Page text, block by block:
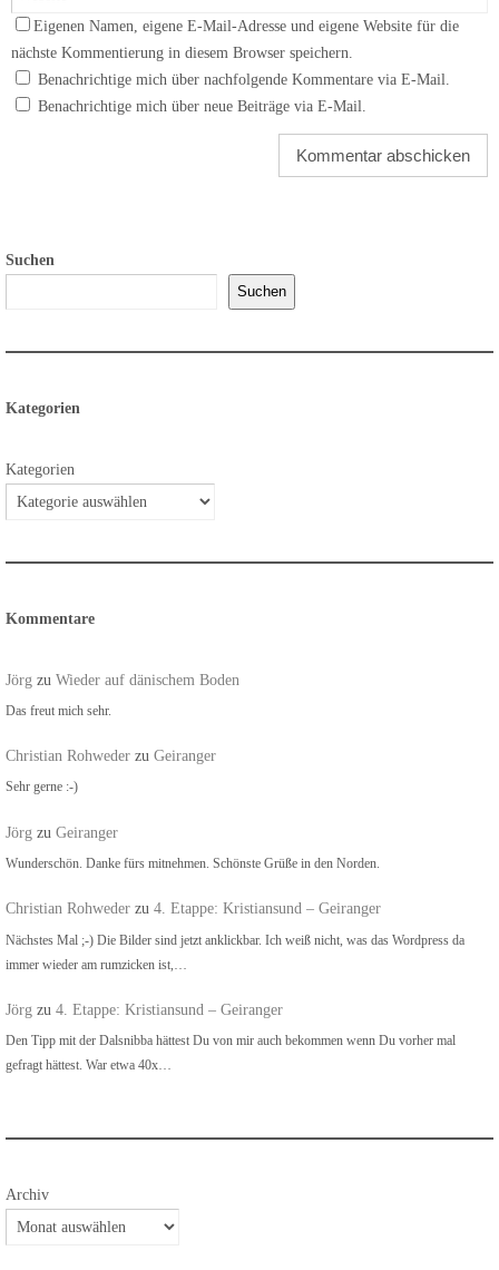
Eigenen Namen, eigene E-Mail-Adresse und eigene Website für die
nächste Kommentierung in diesem Browser speichern.
Benachrichtige mich über nachfolgende Kommentare via E-Mail.
Benachrichtige mich über neue Beiträge via E-Mail.
Suchen
Suchen
Kategorien
Kategorien
Kommentare
Jörg zu Wieder auf dänischem Boden
Das freut mich sehr.
Christian Rohweder zu Geiranger
Sehr gerne :-)
Jörg zu Geiranger
Wunderschön. Danke fürs mitnehmen. Schönste Grüße in den Norden.
Christian Rohweder zu 4. Etappe: Kristiansund – Geiranger
Nächstes Mal ;-) Die Bilder sind jetzt anklickbar. Ich weiß nicht, was das Wordpress da
immer wieder am rumzicken ist,…
Jörg zu 4. Etappe: Kristiansund – Geiranger
Den Tipp mit der Dalsnibba hättest Du von mir auch bekommen wenn Du vorher mal
gefragt hättest. War etwa 40x…
Archiv